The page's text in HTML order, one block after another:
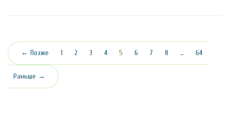
← Позже 1 2 3 4 5 (текущая)
6 7 8 … 64
Раньше →